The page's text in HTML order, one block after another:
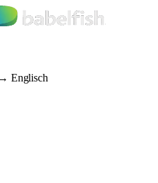
Englisch